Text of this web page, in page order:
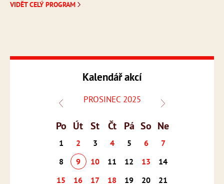
VIDĚT CELÝ PROGRAM
Kalendář akcí
PROSINEC 2025
Po Út St Čt Pá So Ne
1 2 3 4 5 6
7
8
9 10 11 12 13
14
15
16 17 18 19 20
21